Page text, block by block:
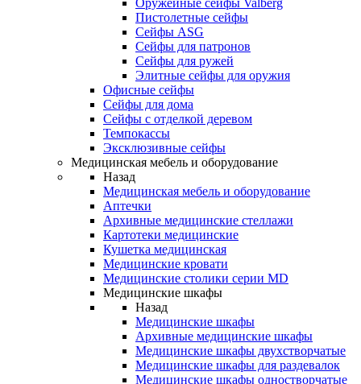
Оружейные сейфы Valberg
Пистолетные сейфы
Сейфы ASG
Сейфы для патронов
Сейфы для ружей
Элитные сейфы для оружия
Офисные сейфы
Сейфы для дома
Сейфы с отделкой деревом
Темпокассы
Эксклюзивные сейфы
Медицинская мебель и оборудование
Назад
Медицинская мебель и оборудование
Аптечки
Архивные медицинские стеллажи
Картотеки медицинские
Кушетка медицинская
Медицинские кровати
Медицинские столики серии MD
Медицинские шкафы
Назад
Медицинские шкафы
Архивные медицинские шкафы
Медицинские шкафы двухстворчатые
Медицинские шкафы для раздевалок
Медицинские шкафы одностворчатые